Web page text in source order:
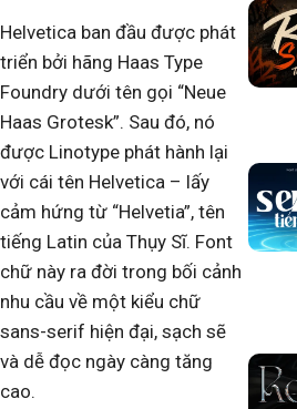
Helvetica ban đầu được phát
triển bởi hãng Haas Type
Foundry dưới tên gọi “Neue
Haas Grotesk”. Sau đó, nó
được Linotype phát hành lại
với cái tên Helvetica – lấy
cảm hứng từ “Helvetia”, tên
tiếng Latin của Thụy Sĩ. Font
chữ này ra đời trong bối cảnh
nhu cầu về một kiểu chữ
sans-serif hiện đại, sạch sẽ
và dễ đọc ngày càng tăng
cao.